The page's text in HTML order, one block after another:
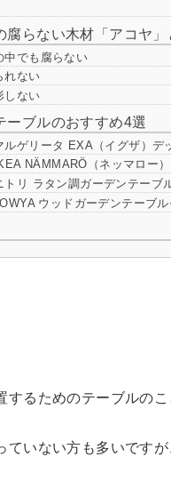
らない木材「アコヤ」
でも腐らない
れない
しない
ーブルのおすすめ4選
ゲリータ EXA（イグザ）デ
NÄMMARÖ（ネッマロー）
リ ラタン調ガーデンテーブル
ウッドガーデンテーブル
るためのテーブルの
いない方も多いです